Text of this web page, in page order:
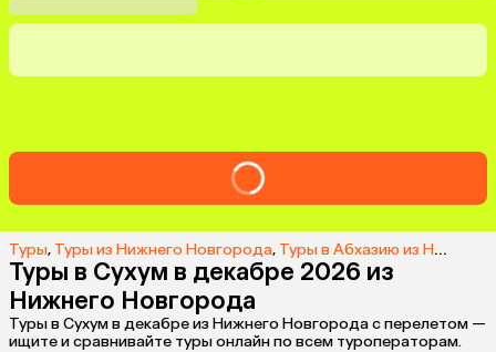
Туры, Туры из Нижнего Новгорода, Туры в Абхазию из Нижнего Новгорода
Туры в Сухум в декабре 2026 из
Нижнего Новгорода
Туры в Сухум в декабре из Нижнего Новгорода с перелетом —
ищите и сравнивайте туры онлайн по всем туроператорам.